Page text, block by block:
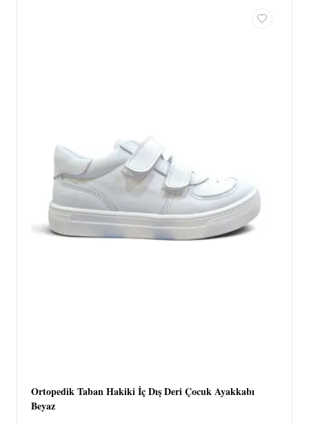
Ortopedik Taban Hakiki İç Dış Deri Çocuk Ayakkabı
Beyaz